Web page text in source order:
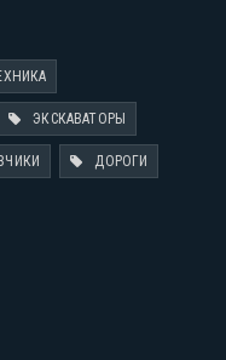
ЭКСКАВАТОРЫ
ДОРОГИ